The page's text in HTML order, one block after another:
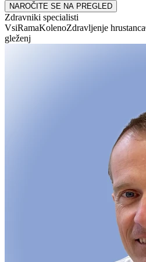
NAROČITE SE NA PREGLED
Zdravniki specialisti
VsiRamaKolenoZdravljenje hrustanca
gleženj